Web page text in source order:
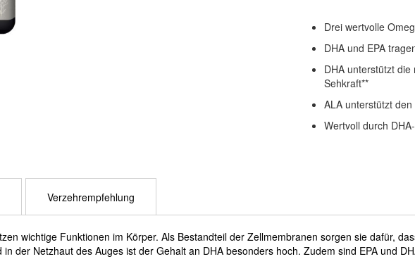
Drei wertvolle
DHA und EPA
DHA unterstützt
Sehkraft**
ALA unterstützt
Wertvoll durch
wichtige Funktionen im Körper. Als Bestandteil der Zellmembranen sorgen sie dafür,
der Netzhaut des Auges ist der Gehalt an DHA besonders hoch. Zudem sind EPA und
Verzehrempfehlung